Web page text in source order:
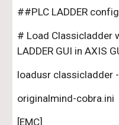
##PLC LADDER
# Load Classicladder
LADDER GUI in AXIS
loadusr classicladder
originalmind-cobra.ini
[EMC]